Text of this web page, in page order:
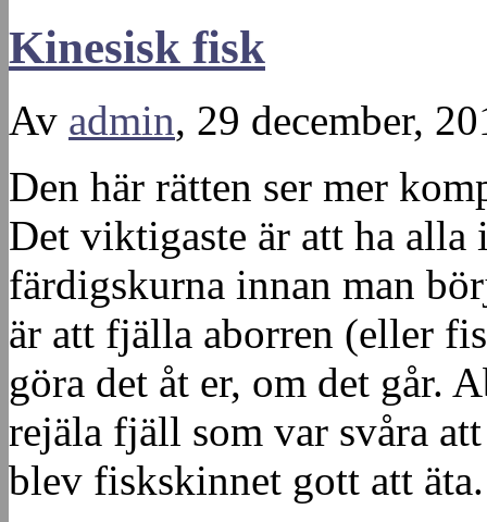
Kinesisk fisk
Av admin, 29 december,
Den här rätten ser mer
Det viktigaste är att ha alla
färdigskurna innan man
är att fjälla aborren (eller
göra det åt er, om det går.
rejäla fjäll som var svåra
blev fiskskinnet gott att äta.